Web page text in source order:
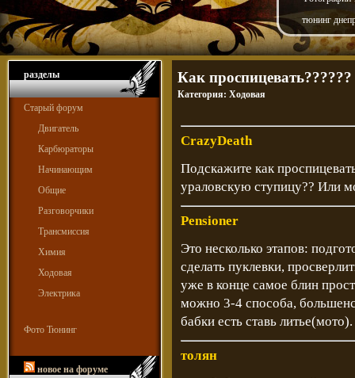
тюнинг
разделы
Старый форум
Двигатель
Карбюраторы
Начинающим
Общие
Разговорчики
Трансмиссия
Химия
Ходовая
Электрика
Фото Тюнинг
новое на форуме
Как проспицевать??????
Категория: Ходовая
CrazyDeath
Подскажите как
ураловскую ступицу?? Или
Pensioner
Это несколько этапов:
сделать пуклевки,
уже в конце самое блин
можно 3-4 способа,
бабки есть ставь литье(мото).
толян